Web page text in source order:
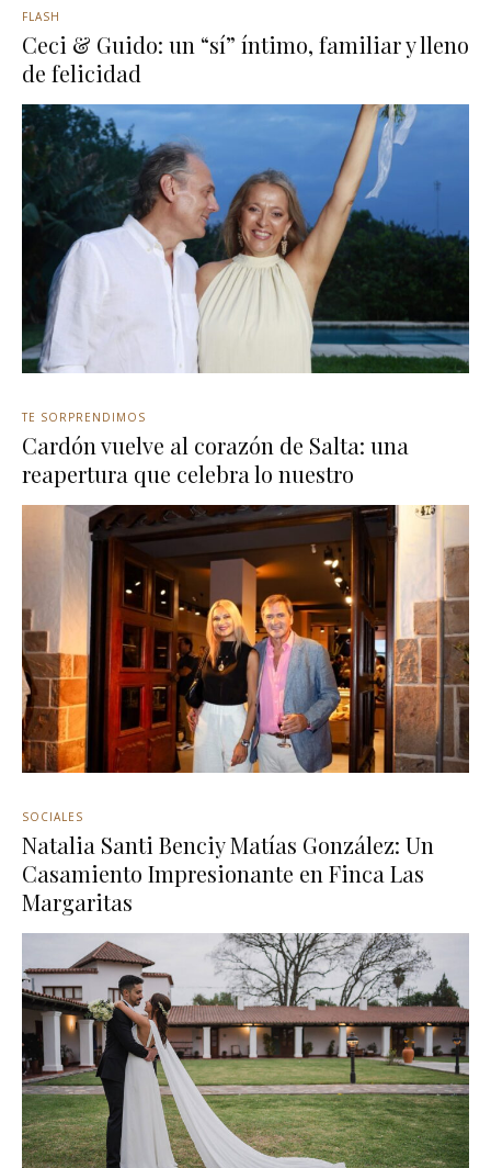
FLASH
Ceci & Guido: un “sí” íntimo, familiar y lleno
de felicidad
TE SORPRENDIMOS
Cardón vuelve al corazón de Salta: una
reapertura que celebra lo nuestro
SOCIALES
Natalia Santi Benciy Matías González: Un
Casamiento Impresionante en Finca Las
Margaritas